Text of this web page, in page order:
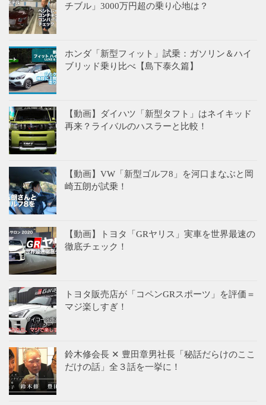
チブル」3000万円超の乗り心地は？
ホンダ「新型フィット」試乗：ガソリン＆ハイ
ブリッド乗り比べ【島下泰久篇】
【動画】ダイハツ「新型タフト」はネイキッド
再来？ライバルのハスラーと比較！
【動画】VW「新型ゴルフ8」を河口まなぶと岡
崎五朗が試乗！
【動画】トヨタ「GRヤリス」実車を世界最速の
徹底チェック！
トヨタ販売店が「コペンGRスポーツ」を評価＝
マジ楽しすぎ！
鈴木修会長 ✕ 豊田章男社長「秘話だらけのここ
だけの話」全３話を一挙に！